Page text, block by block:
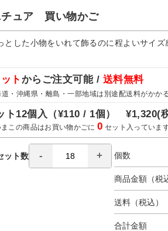
チュア 買い物かご
とした小物をいれて飾るのに程よいサイ
ト からご注文可能 / 送料無料
・沖縄県・離島・一部地域は別途配送料がかか
ト12個入（¥110 / 1個）¥1,320(
この商品はお買い物かごに0 セット入っていま
ット数 個数
商品金額（税
送料（税込）
合計金額